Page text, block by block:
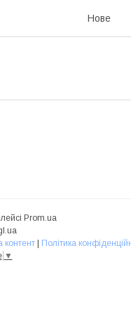
Нове
Prom.ua
контент | Політика
▼